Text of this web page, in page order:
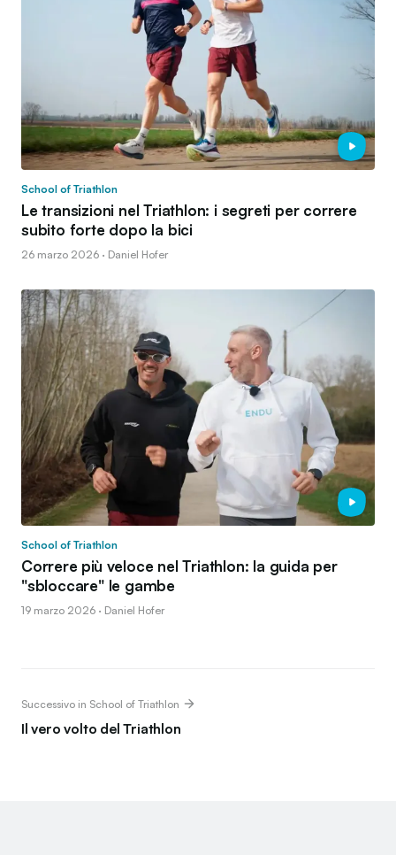
School of Triathlon
Le transizioni nel Triathlon: i segreti per correre
subito forte dopo la bici
26 marzo 2026 · Daniel Hofer
School of Triathlon
Correre più veloce nel Triathlon: la guida per
"sbloccare" le gambe
19 marzo 2026 · Daniel Hofer
Successivo in School of Triathlon
Il vero volto del Triathlon